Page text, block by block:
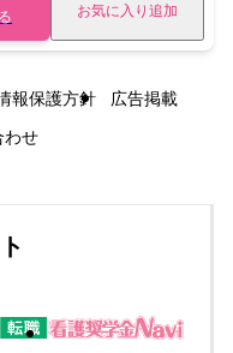
お気に入り追加
報保護方針
広告掲載
わせ